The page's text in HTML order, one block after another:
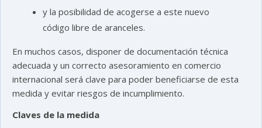
y la posibilidad de acogerse a este nuevo
código libre de aranceles.
En muchos casos, disponer de documentación técnica
adecuada y un correcto asesoramiento en comercio
internacional será clave para poder beneficiarse de esta
medida y evitar riesgos de incumplimiento.
Claves de la medida